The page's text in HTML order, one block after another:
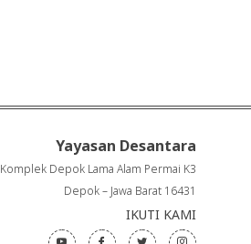
Yayasan Desantara
Komplek Depok Lama Alam Permai K3
Depok – Jawa Barat 16431
IKUTI KAMI